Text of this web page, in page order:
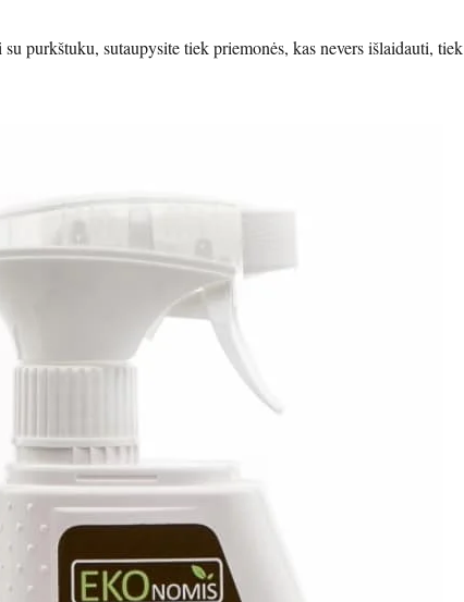
purkštuku, sutaupysite tiek priemonės, kas nevers išlaidauti, tiek